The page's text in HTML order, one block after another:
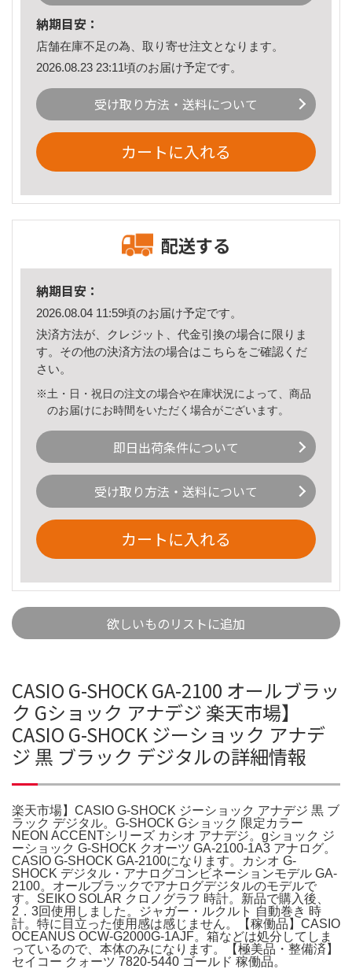
納期目安：
店舗在庫不足の為、取り寄せ注文となります。
2026.08.23 23:11頃のお届け予定です。
受け取り方法・送料について
カートに入れる
配送する
納期目安：
2026.08.04 11:59頃のお届け予定です。
決済方法が、クレジット、代金引換の場合に限りま
す。その他の決済方法の場合はこちら をご確認くだ
さい。
※土・日・祝日の注文の場合や在庫状況によって、商品
のお届けにお時間をいただく場合がございます。
即日出荷条件について
受け取り方法・送料について
カートに入れる
欲しいものリストに追加
CASIO G-SHOCK GA-2100 オールブラッ
ク Gショック アナデジ 楽天市場】
CASIO G-SHOCK ジーショック アナデ
ジ 黒 ブラック デジタルの詳細情報
楽天市場】CASIO G-SHOCK ジーショック アナデジ 黒 ブ
ラック デジタル。G-SHOCK Gショック 限定カラー
NEON ACCENTシリーズ カシオ アナデジ。gショック ジ
ーショック G-SHOCK クオーツ GA-2100-1A3 アナログ。
CASIO G-SHOCK GA-2100になります。カシオ G-
SHOCK デジタル・アナログコンビネーションモデル GA-
2100。オールブラックでアナログデジタルのモデルで
す。SEIKO SOLAR クロノグラフ 時計。新品で購入後、
2．3回使用しました。ジャガー・ルクルト 自動巻き 時
計。特に目立った使用感は感じません。【稼働品】CASIO
OCEANUS OCW-G2000G-1AJF。箱などは処分してしま
っているので、本体のみになります。​【極美品・整備済】
セイコー クォーツ 7820-5440 ゴールド 稼働品。